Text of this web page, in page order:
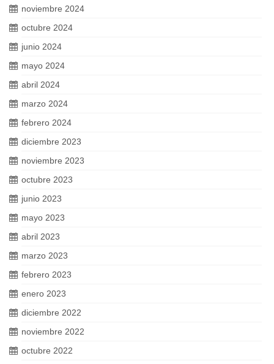
noviembre 2024
octubre 2024
junio 2024
mayo 2024
abril 2024
marzo 2024
febrero 2024
diciembre 2023
noviembre 2023
octubre 2023
junio 2023
mayo 2023
abril 2023
marzo 2023
febrero 2023
enero 2023
diciembre 2022
noviembre 2022
octubre 2022